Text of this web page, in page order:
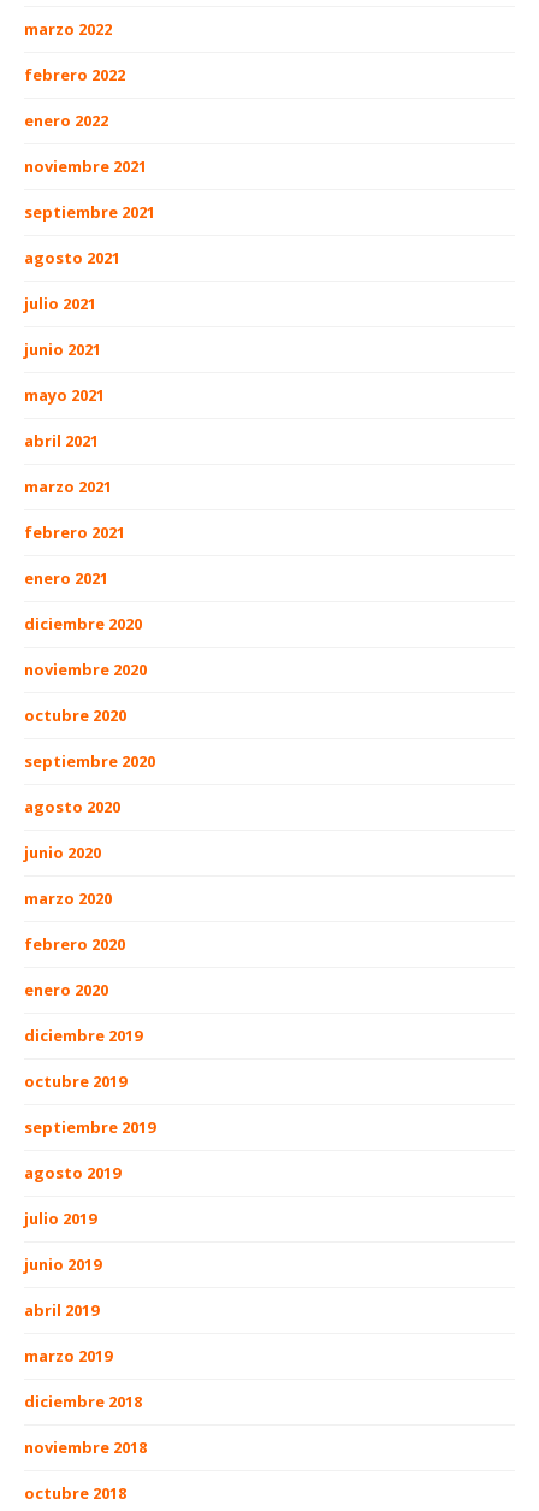
marzo 2022
febrero 2022
enero 2022
noviembre 2021
septiembre 2021
agosto 2021
julio 2021
junio 2021
mayo 2021
abril 2021
marzo 2021
febrero 2021
enero 2021
diciembre 2020
noviembre 2020
octubre 2020
septiembre 2020
agosto 2020
junio 2020
marzo 2020
febrero 2020
enero 2020
diciembre 2019
octubre 2019
septiembre 2019
agosto 2019
julio 2019
junio 2019
abril 2019
marzo 2019
diciembre 2018
noviembre 2018
octubre 2018